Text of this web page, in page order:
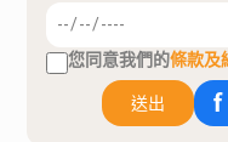
您同意我們的條款及
送出